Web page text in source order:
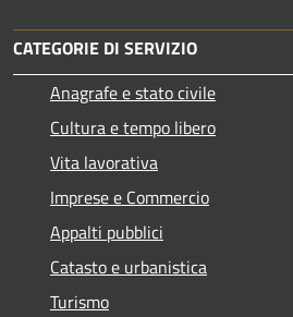
CATEGORIE DI SERVIZIO
Anagrafe e stato civile
Cultura e tempo libero
Vita lavorativa
Imprese e Commercio
Appalti pubblici
Catasto e urbanistica
Turismo